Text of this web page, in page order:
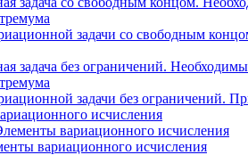
задачи со свободным
задача без ограничений.
задачи без ограничений.
исчисления
вариационного исчисления
вариационного исчисления